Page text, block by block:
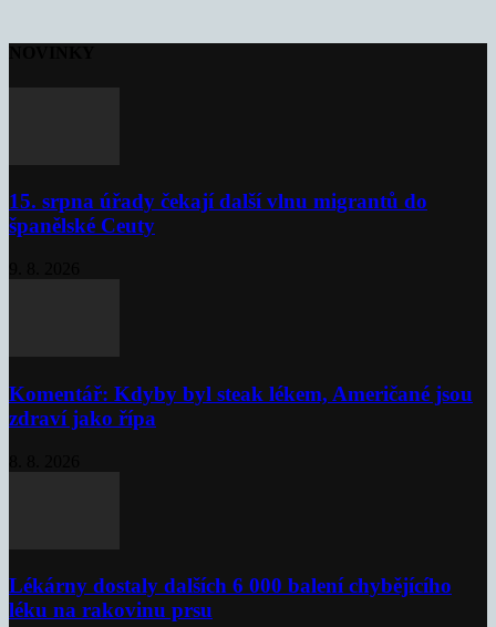
15. srpna úřady čekají další vlnu migrantů do
španělské Ceuty
Komentář: Kdyby byl steak lékem, Američané jsou
zdraví jako řípa
Lékárny dostaly dalších 6 000 balení chybějícího
léku na rakovinu prsu